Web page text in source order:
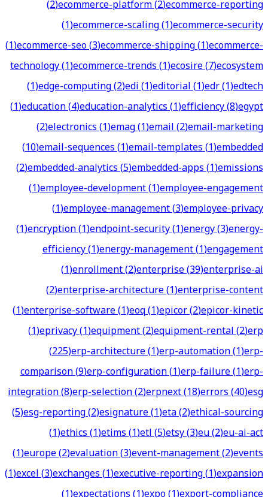
(2)ecommerce-platform(2)ecommerce-reporting
(1)ecommerce-scaling(1)ecommerce-security
(1)ecommerce-seo(3)ecommerce-shipping(1)ecommerce-
technology(1)ecommerce-trends(1)ecosire(7)ecosystem
(1)edge-computing(2)edi(1)editorial(1)edr(1)edtech
(1)education(4)education-analytics(1)efficiency(8)egypt
(2)electronics(1)emag(1)email(2)email-marketing
(10)email-sequences(1)email-templates(1)embedded
(2)embedded-analytics(5)embedded-apps(1)emissions
(1)employee-development(1)employee-engagement
(1)employee-management(3)employee-privacy
(1)encryption(1)endpoint-security(1)energy(3)energy-
efficiency(1)energy-management(1)engagement
(1)enrollment(2)enterprise(39)enterprise-ai
(2)enterprise-architecture(1)enterprise-content
(1)enterprise-software(1)eoq(1)epicor(2)epicor-kinetic
(1)eprivacy(1)equipment(2)equipment-rental(2)erp
(225)erp-architecture(1)erp-automation(1)erp-
comparison(9)erp-configuration(1)erp-failure(1)erp-
integration(8)erp-selection(2)erpnext(18)errors(40)esg
(5)esg-reporting(2)esignature(1)eta(2)ethical-sourcing
(1)ethics(1)etims(1)etl(5)etsy(3)eu(2)eu-ai-act
(1)europe(2)evaluation(3)event-management(2)events
(1)excel(3)exchanges(1)executive-reporting(1)expansion